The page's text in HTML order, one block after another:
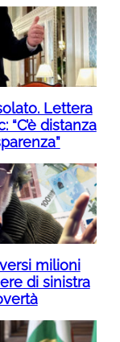
Lettera
distanza
milioni
di sinistra